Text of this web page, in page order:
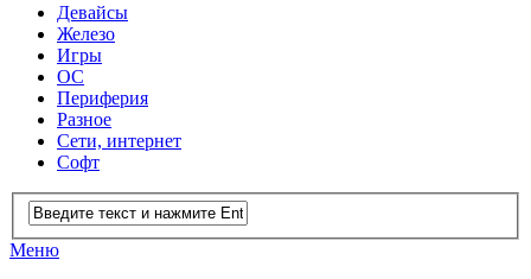
Девайсы
Железо
Игры
ОС
Периферия
Разное
Сети, интернет
Софт
Меню